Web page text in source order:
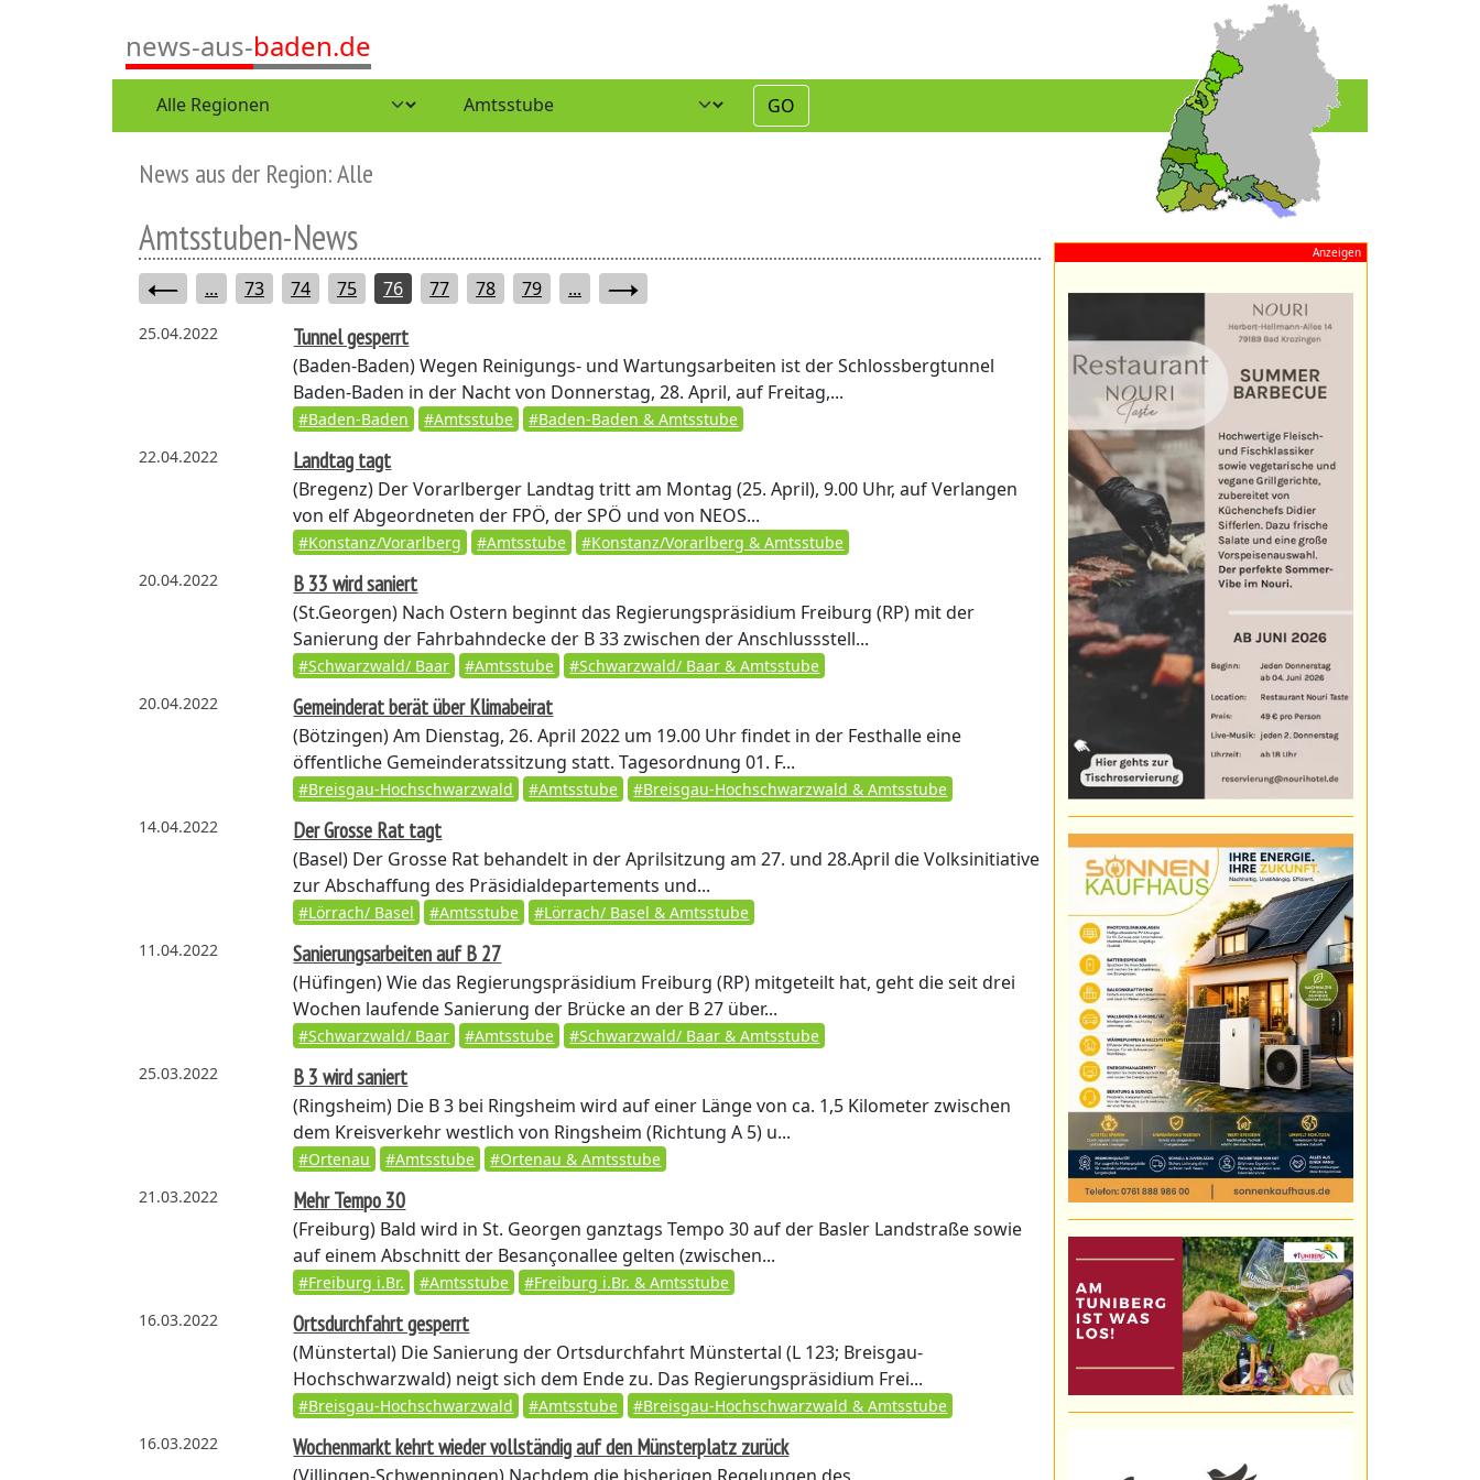
news-aus-baden.de
GO
News aus der Region: Alle
Amtsstuben-News
... 73 74 75 76 77 78 79 ...
25.04.2022 Tunnel gesperrt
(Baden-Baden)Wegen Reinigungs- und Wartungsarbeiten ist der Schlossbergtunnel
Baden-Baden in der Nacht von Donnerstag, 28. April, auf Freitag,...
#Baden-Baden #Amtsstube
#Baden-Baden & Amtsstube
22.04.2022
Landtag tagt
(Bregenz) Der Vorarlberger Landtag tritt am Montag (25. April), 9.00 Uhr, auf Verlangen
von elf Abgeordneten der FPÖ, der SPÖ und von NEOS...
#Konstanz/Vorarlberg #Amtsstube
#Konstanz/Vorarlberg & Amtsstube
20.04.2022
B 33 wird saniert
(St.Georgen) Nach Ostern beginnt das Regierungspräsidium Freiburg (RP) mit der
Sanierung der Fahrbahndecke der B 33 zwischen der Anschlussstell...
#Schwarzwald/ Baar #Amtsstube
#Schwarzwald/ Baar & Amtsstube
20.04.2022
Gemeinderat berät über Klimabeirat
(Bötzingen)Am Dienstag, 26. April 2022 um 19.00 Uhr findet in der Festhalle eine
öffentliche Gemeinderatssitzung statt. Tagesordnung 01. F...
#Breisgau-Hochschwarzwald #Amtsstube
#Breisgau-Hochschwarzwald & Amtsstube
14.04.2022
Der Grosse Rat tagt
(Basel) Der Grosse Rat behandelt in der Aprilsitzung am 27. und 28.April die Volksinitiative
zur Abschaffung des Präsidialdepartements und...
#Lörrach/ Basel #Amtsstube
#Lörrach/ Basel & Amtsstube
11.04.2022
Sanierungsarbeiten auf B 27
(Hüfingen)Wie das Regierungspräsidium Freiburg (RP) mitgeteilt hat, geht die seit drei
Wochen laufende Sanierung der Brücke an der B 27 über...
#Schwarzwald/ Baar #Amtsstube
#Schwarzwald/ Baar & Amtsstube
25.03.2022
B 3 wird saniert
(Ringsheim) Die B 3 bei Ringsheim wird auf einer Länge von ca. 1,5 Kilometer zwischen
dem Kreisverkehr westlich von Ringsheim (Richtung A 5) u...
#Ortenau #Amtsstube
#Ortenau & Amtsstube
21.03.2022
Mehr Tempo 30
(Freiburg) Bald wird in St. Georgen ganztags Tempo 30 auf der Basler Landstraße sowie
auf einem Abschnitt der Besançonallee gelten (zwischen...
#Freiburg i.Br. #Amtsstube
#Freiburg i.Br. & Amtsstube
16.03.2022
Ortsdurchfahrt gesperrt
(Münstertal) Die Sanierung der Ortsdurchfahrt Münstertal (L 123; Breisgau-
Hochschwarzwald) neigt sich dem Ende zu. Das Regierungspräsidium Frei...
#Breisgau-Hochschwarzwald #Amtsstube
#Breisgau-Hochschwarzwald & Amtsstube
16.03.2022
Wochenmarkt kehrt wieder vollständig auf den Münsterplatz zurück
Anzeigen